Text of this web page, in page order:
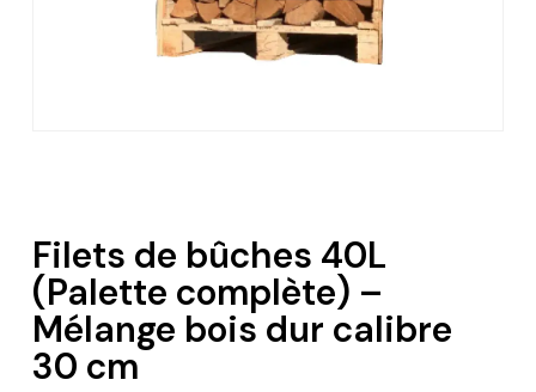
Filets de bûches 40L
(Palette complète) –
Mélange bois dur calibre
30 cm